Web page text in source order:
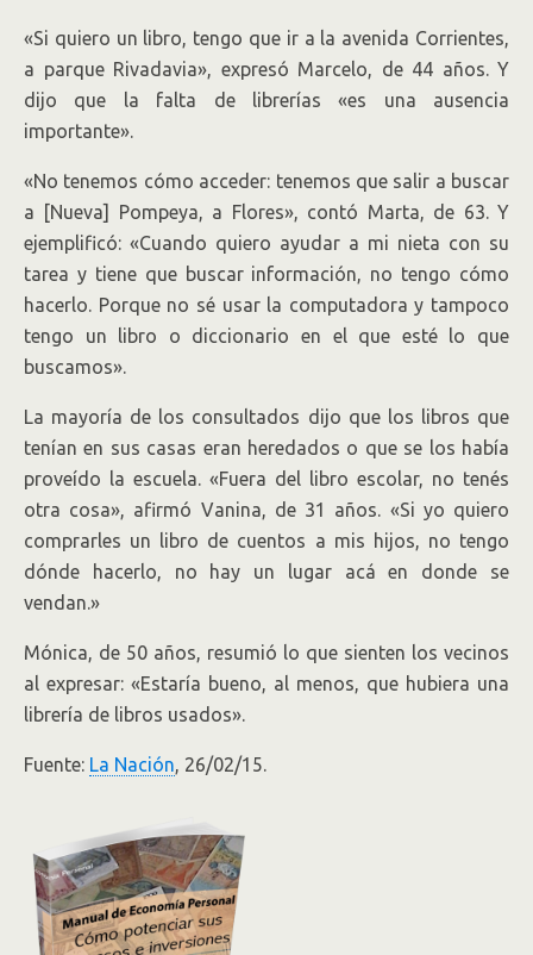
«Si quiero un libro, tengo que ir a la avenida Corrientes,
a parque Rivadavia», expresó Marcelo, de 44 años. Y
dijo que la falta de librerías «es una ausencia
importante».
«No tenemos cómo acceder: tenemos que salir a buscar
a [Nueva] Pompeya, a Flores», contó Marta, de 63. Y
ejemplificó: «Cuando quiero ayudar a mi nieta con su
tarea y tiene que buscar información, no tengo cómo
hacerlo. Porque no sé usar la computadora y tampoco
tengo un libro o diccionario en el que esté lo que
buscamos».
La mayoría de los consultados dijo que los libros que
tenían en sus casas eran heredados o que se los había
proveído la escuela. «Fuera del libro escolar, no tenés
otra cosa», afirmó Vanina, de 31 años. «Si yo quiero
comprarles un libro de cuentos a mis hijos, no tengo
dónde hacerlo, no hay un lugar acá en donde se
vendan.»
Mónica, de 50 años, resumió lo que sienten los vecinos
al expresar: «Estaría bueno, al menos, que hubiera una
librería de libros usados».
Fuente: La Nación, 26/02/15.